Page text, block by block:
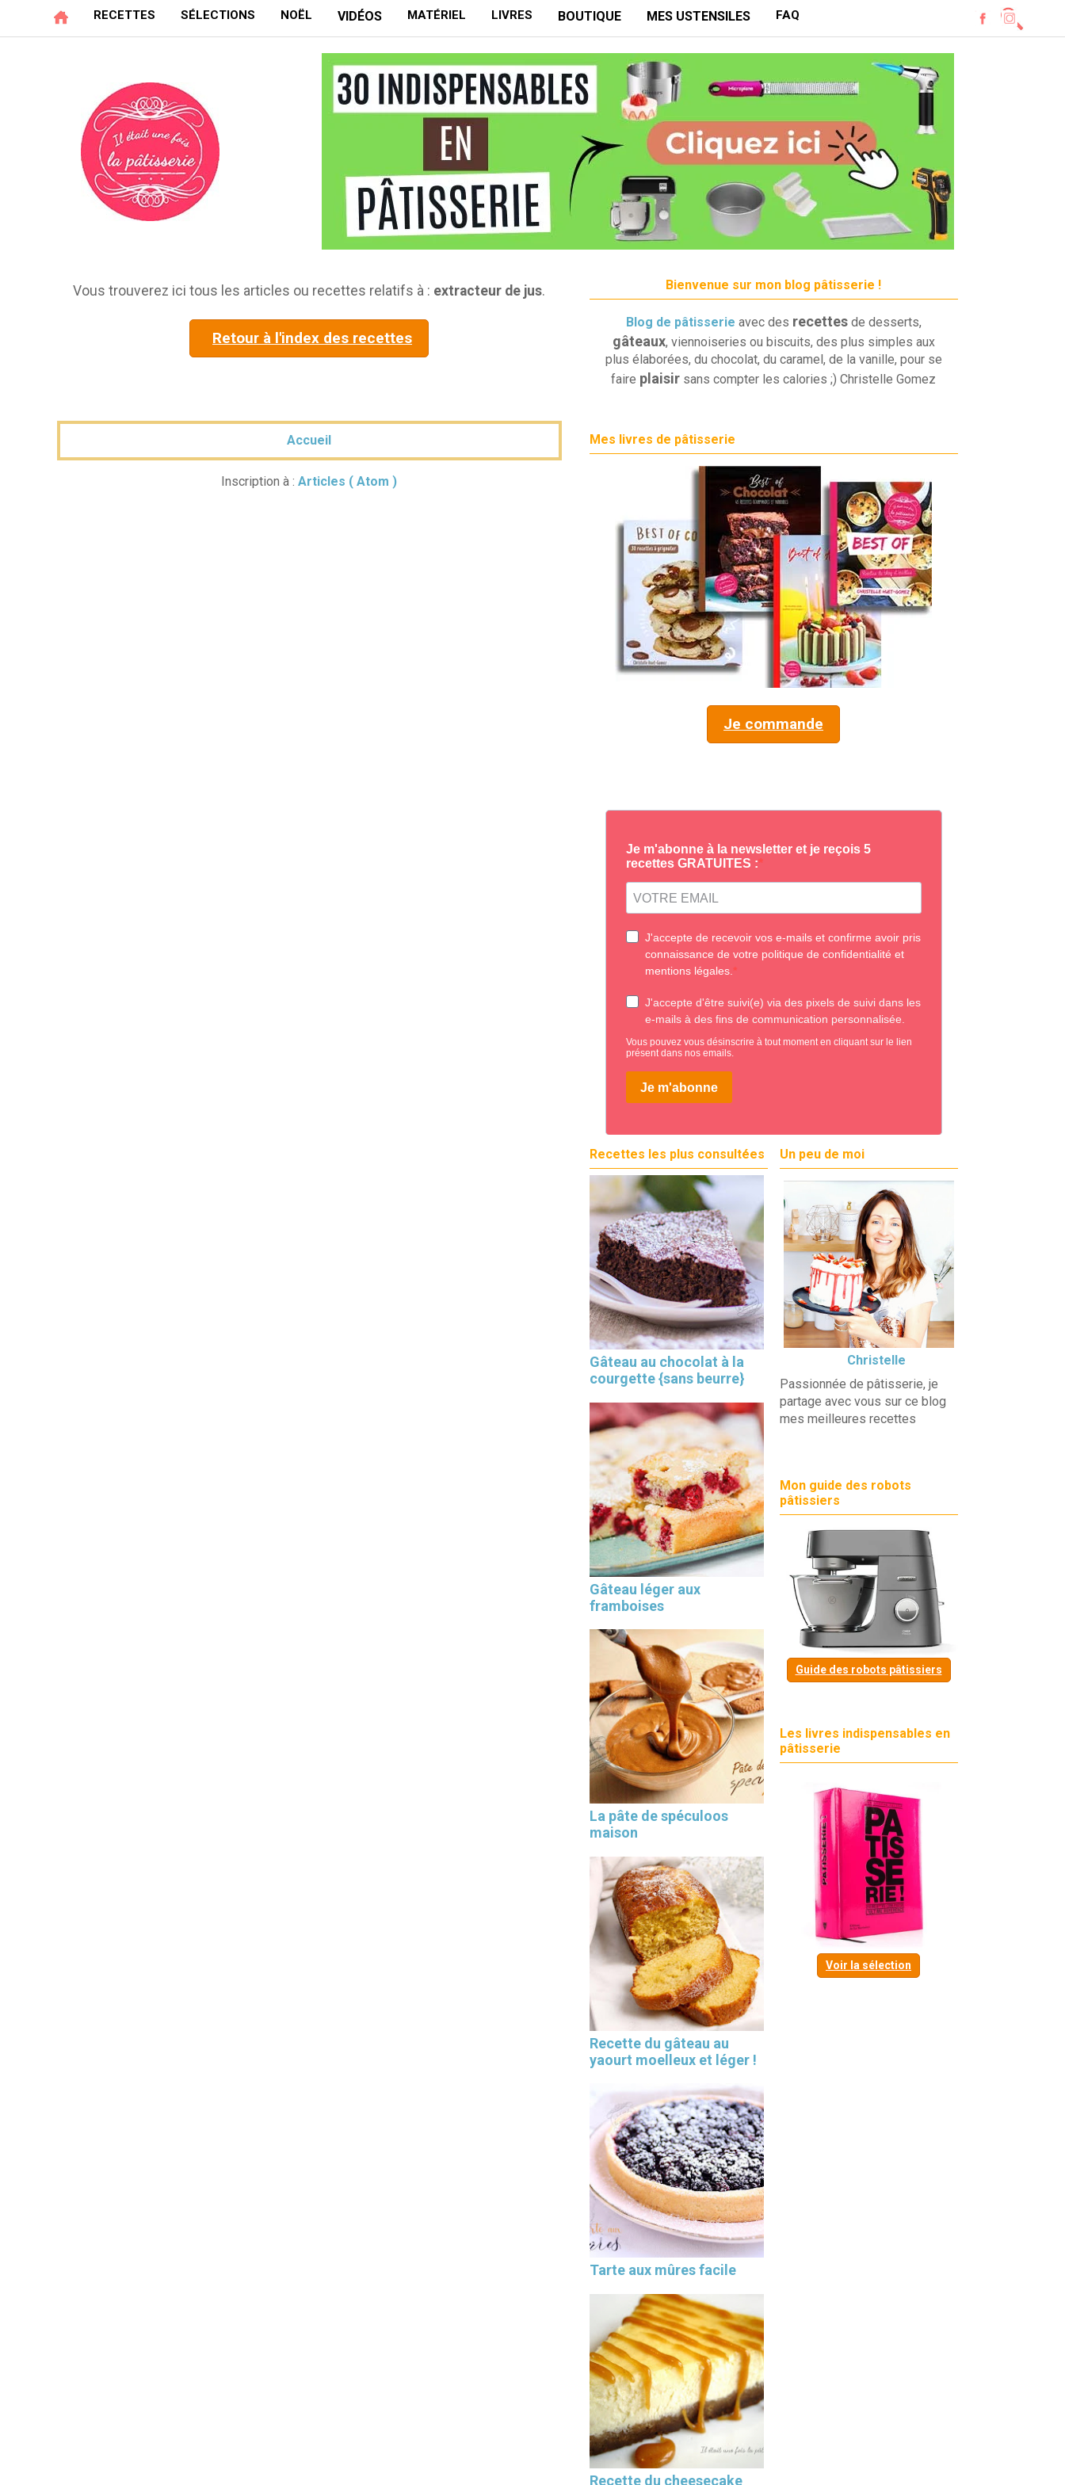
RECETTES SÉLECTIONS NOËL VIDÉOS MATÉRIEL LIVRES BOUTIQUE MES USTENSILES FAQ
Vous trouverez ici tous les articles ou recettes relatifs à : extracteur de jus.
Retour à l'index des recettes
Accueil
Inscription à :Articles ( Atom )
Bienvenue sur mon blog pâtisserie !
Blog de pâtisserie avec des recettes de desserts,
gâteaux, viennoiseries ou biscuits, des plus simples aux
plus élaborées, du chocolat, du caramel, de la vanille, pour se
faire plaisir sans compter les calories ;) Christelle Gomez
Mes livres de pâtisserie
Je commande
Recettes les plus consultées
Gâteau au chocolat à la
courgette {sans beurre}
Gâteau léger aux
framboises
La pâte de spéculoos
maison
Recette du gâteau au
yaourt moelleux et léger !
Tarte aux mûres facile
Recette du cheesecake
Un peu de moi
Christelle
Passionnée de pâtisserie, je
partage avec vous sur ce blog
mes meilleures recettes
Mon guide des robots
pâtissiers
Guide des robots pâtissiers
Les livres indispensables en
pâtisserie
Voir la sélection
×
Les 30 outils indispensables
EN PÂTISSERIE